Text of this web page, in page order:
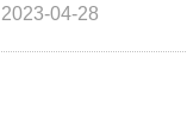
2023-04-28